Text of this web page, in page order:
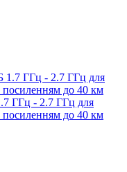
ГГц - 2.7 ГГц для
посиленням до 40 км